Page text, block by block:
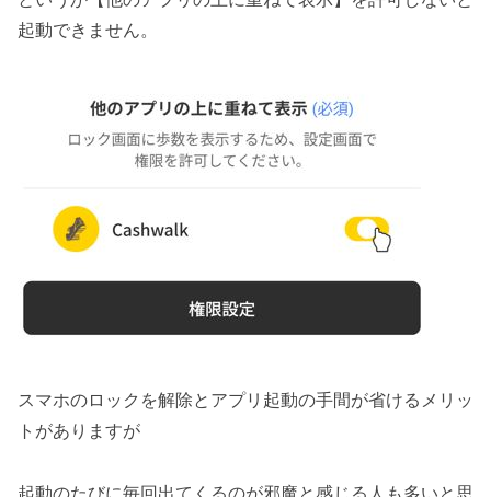
起動できません。
スマホのロックを解除とアプリ起動の手間が省けるメリッ
トがありますが
起動のたびに毎回出てくるのが邪魔と感じる人も多いと思